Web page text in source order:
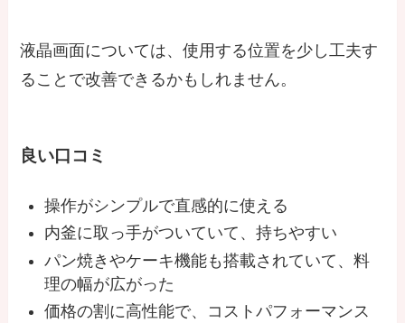
液晶画面については、使用する位置を少し工夫す
ることで改善できるかもしれません。
良い口コミ
操作がシンプルで直感的に使える
内釜に取っ手がついていて、持ちやすい
パン焼きやケーキ機能も搭載されていて、料
理の幅が広がった
価格の割に高性能で、コストパフォーマンス